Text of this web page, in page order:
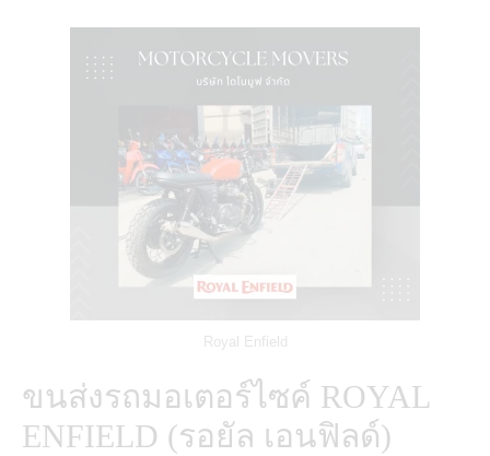
Royal Enfield
ขนส่งรถมอเตอร์ไซค์ ROYAL
ENFIELD (รอยัล เอนฟิลด์)